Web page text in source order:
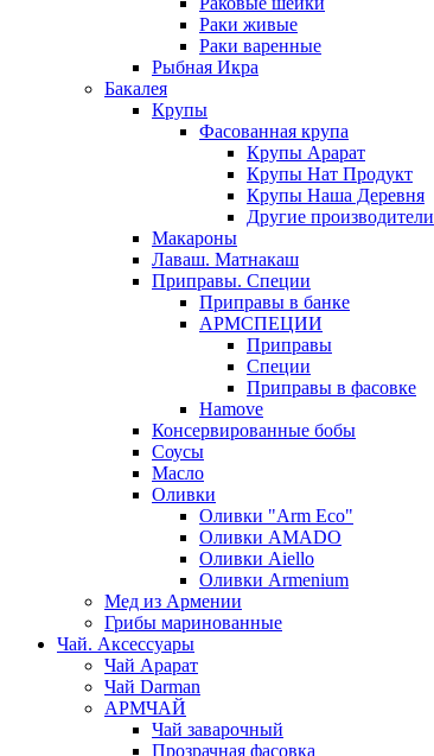
Раки живые
Раки варенные
Рыбная Икра
Бакалея
Крупы
Фасованная крупа
Крупы Арарат
Крупы Нат Продукт
Крупы Наша Деревня
Другие производители
Макароны
Лаваш. Матнакаш
Приправы. Специи
Приправы в банке
АРМСПЕЦИИ
Приправы
Специи
Приправы в фасовке
Hamove
Консервированные бобы
Соусы
Масло
Оливки
Оливки "Arm Eco"
Оливки AMADO
Оливки Aiello
Оливки Armenium
Мед из Армении
Грибы маринованные
Чай. Аксессуары
Чай Арарат
Чай Darman
АРМЧАЙ
Чай заварочный
Прозрачная фасовка